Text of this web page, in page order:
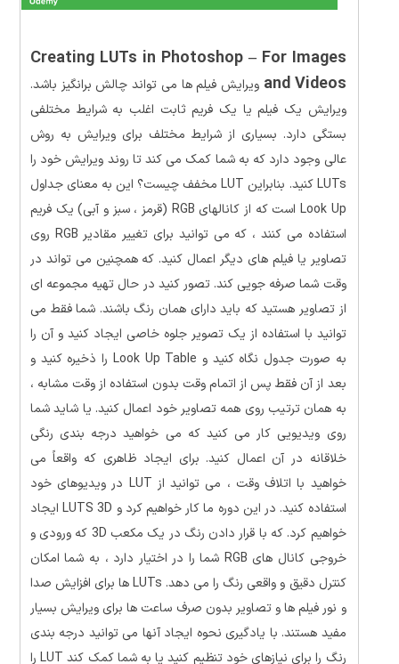
Creating LUTs in Photoshop – For Images
and Videos ویرایش فیلم ها می تواند چالش برانگیز باشد.
ویرایش یک فیلم یا یک فریم ثابت اغلب به شرایط مختلفی
بستگی دارد. بسیاری از شرایط مختلف برای ویرایش به روش
عالی وجود دارد که به شما کمک می کند تا روند ویرایش خود را
LUTs کنید. بنابراین LUT مخفف چیست؟ این به معنای جداول
Look Up است که از کانالهای RGB (قرمز ، سبز و آبی) یک فریم
استفاده می کنند ، که می توانید برای تغییر مقادیر RGB روی
تصاویر یا فیلم های دیگر اعمال کنید. که همچنین می تواند در
وقت شما صرفه جویی کند. تصور کنید در حال تهیه مجموعه ای
از تصاویر هستید که باید دارای همان رنگ باشند. شما فقط می
توانید با استفاده از یک تصویر جلوه خاصی ایجاد کنید و آن را
به صورت جدول نگاه کنید و Look Up Table را ذخیره کنید و
بعد از آن فقط پس از اتمام وقت بدون استفاده از وقت مشابه ،
به همان ترتیب روی همه تصاویر خود اعمال کنید. یا شاید شما
روی ویدیویی کار می کنید که می خواهید درجه بندی رنگی
خلاقانه در آن اعمال کنید. برای ایجاد ظاهری که واقعاً می
خواهید با اتلاف وقت ، می توانید از LUT در ویدیوهای خود
استفاده کنید. در این دوره ما کار خواهیم کرد و LUTS 3D ایجاد
خواهیم کرد. که با قرار دادن رنگ در یک مکعب 3D که ورودی و
خروجی کانال های RGB شما را در اختیار دارد ، به شما امکان
کنترل دقیق و واقعی رنگ را می دهد. LUTs ها برای افزایش صدا
و نور فیلم ها و تصاویر بدون صرف ساعت ها برای ویرایش بسیار
مفید هستند. با یادگیری نحوه ایجاد آنها می توانید درجه بندی
رنگ را برای نیازهای خود تنظیم کنید یا به شما کمک کند LUT را